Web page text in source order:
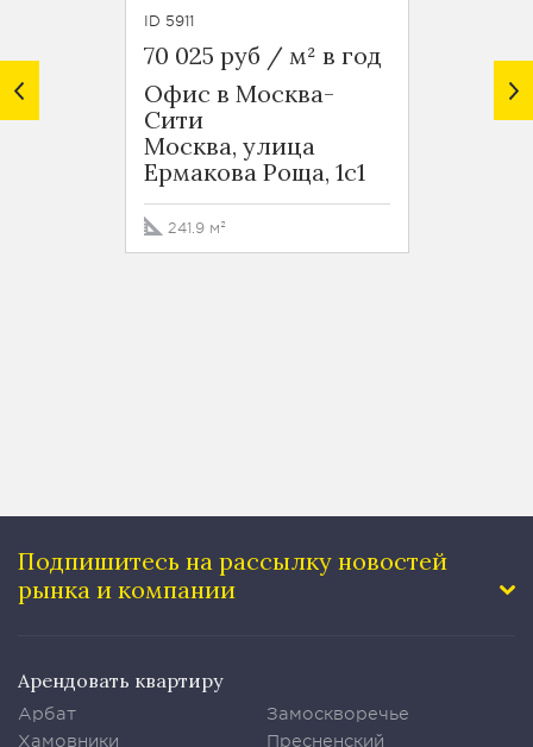
ID 5911
70 025 руб / м² в год
Офис в Москва-
Сити
Москва, улица
Ермакова Роща, 1с1
241.9 м²
72
Подпишитесь на рассылку новостей
рынка и компании
Арендовать квартиру
Арбат
Хамовники
Замоскворечье
Пресненский